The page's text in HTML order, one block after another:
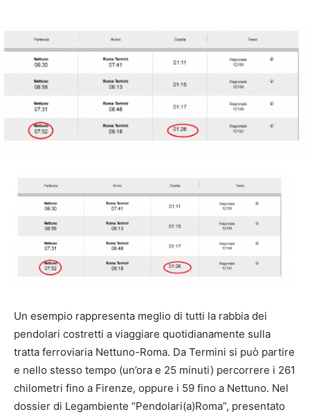
Un esempio rappresenta meglio di tutti la rabbia dei
pendolari costretti a viaggiare quotidianamente sulla
tratta ferroviaria Nettuno-Roma. Da Termini si può partire
e nello stesso tempo (un’ora e 25 minuti) percorrere i 261
chilometri fino a Firenze, oppure i 59 fino a Nettuno. Nel
dossier di Legambiente “Pendolari(a)Roma”, presentato